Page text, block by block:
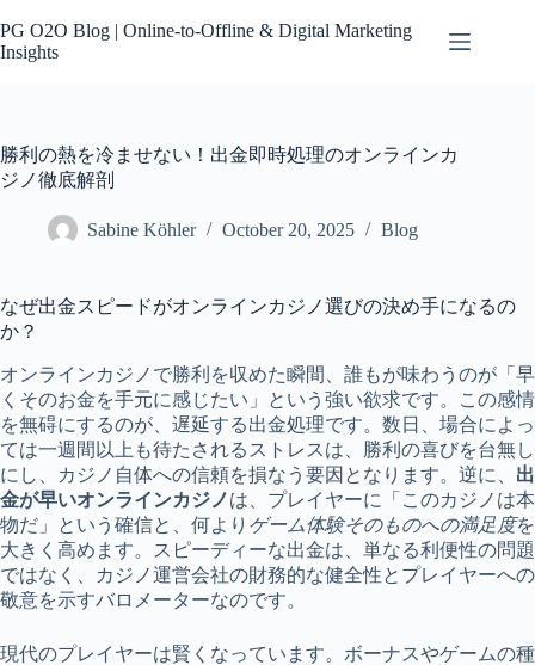
to
content
PG O2O Blog | Online-to-Offline & Digital Marketing
Insights
勝利の熱を冷ませない！出金即時処理のオンラインカ
ジノ徹底解剖
Sabine Köhler October 20, 2025 Blog
なぜ出金スピードがオンラインカジノ選びの決め手になるの
か？
オンラインカジノで勝利を収めた瞬間、誰もが味わうのが「早
くそのお金を手元に感じたい」という強い欲求です。この感情
を無碍にするのが、遅延する出金処理です。数日、場合によっ
ては一週間以上も待たされるストレスは、勝利の喜びを台無し
にし、カジノ自体への信頼を損なう要因となります。逆に、 出
金が早いオンラインカジノは、プレイヤーに「このカジノは本
物だ」という確信と、何より ゲーム体験そのものへの満足度を
大きく高めます。スピーディーな出金は、単なる利便性の問題
ではなく、カジノ運営会社の財務的な健全性とプレイヤーへの
敬意を示すバロメーターなのです。
現代のプレイヤーは賢くなっています。ボーナスやゲームの種